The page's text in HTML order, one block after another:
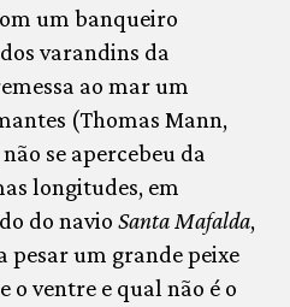
um banqueiro
varandins da
ao mar um
(Thomas Mann,
se apercebeu da
longitudes, em
do navio Santa Mafalda,
pesar um grande peixe
ventre e qual não é o